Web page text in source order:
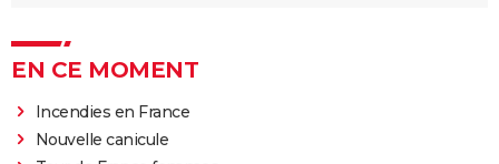
EN CE MOMENT
Incendies en France
Nouvelle canicule